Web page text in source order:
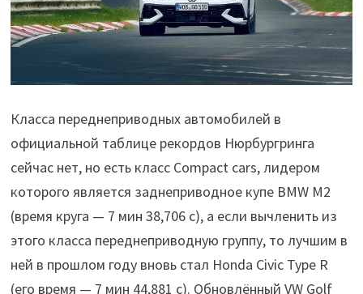
Класса переднеприводных автомобилей в
официальной таблице рекордов Нюрбургринга
сейчас нет, но есть класс Compact cars, лидером
которого является заднеприводное купе BMW M2
(время круга — 7 мин 38,706 с), а если вычленить из
этого класса переднеприводную группу, то лучшим в
ней в прошлом году вновь стал Honda Civic Type R
(его время — 7 мин 44,881 с). Обновлённый VW Golf